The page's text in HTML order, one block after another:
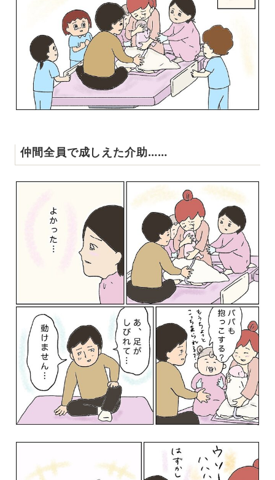
仲間全員で成しえた介助……